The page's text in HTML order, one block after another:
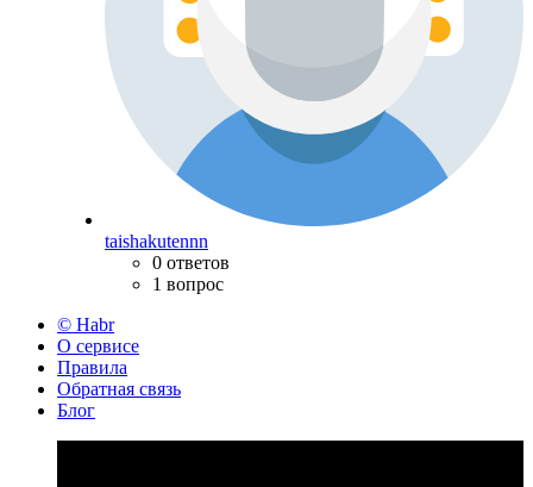
taishakutennn
0 ответов
1 вопрос
© Habr
О сервисе
Правила
Обратная связь
Блог